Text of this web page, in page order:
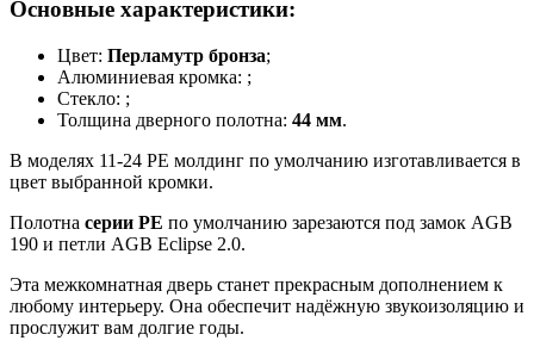
Основные характеристики:
Цвет: Перламутр бронза;
Алюминиевая кромка: ;
Стекло: ;
Толщина дверного полотна: 44 мм.
В моделях 11-24 PE молдинг по умолчанию изготавливается в
цвет выбранной кромки.
Полотна серии PE по умолчанию зарезаются под замок AGB
190 и петли AGB Eclipse 2.0.
Эта межкомнатная дверь станет прекрасным дополнением к
любому интерьеру. Она обеспечит надёжную звукоизоляцию и
прослужит вам долгие годы.